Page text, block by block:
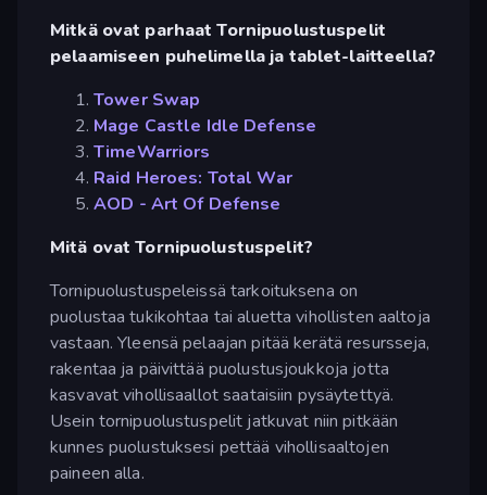
Mitkä ovat parhaat Tornipuolustuspelit
pelaamiseen puhelimella ja tablet-laitteella?
Tower Swap
Mage Castle Idle Defense
TimeWarriors
Raid Heroes: Total War
AOD - Art Of Defense
Mitä ovat Tornipuolustuspelit?
Tornipuolustuspeleissä tarkoituksena on
puolustaa tukikohtaa tai aluetta vihollisten aaltoja
vastaan. Yleensä pelaajan pitää kerätä resursseja,
rakentaa ja päivittää puolustusjoukkoja jotta
kasvavat vihollisaallot saataisiin pysäytettyä.
Usein tornipuolustuspelit jatkuvat niin pitkään
kunnes puolustuksesi pettää vihollisaaltojen
paineen alla.